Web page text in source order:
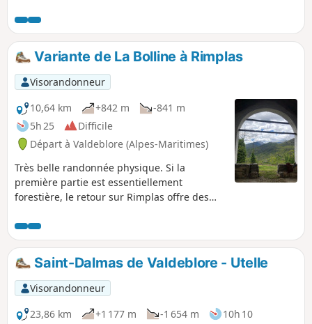
de la Place de Casetto (1857) et l'Église Saint-Jacques-le-
Majeur (XVIIe siècle) ainsi que le village de La Roche et la
Chapelle des Pénitents Noirs de l'Annonciation.
Variante de La Bolline à Rimplas
Visorandonneur
10,64 km
+842 m
-841 m
5h 25
Difficile
Départ à Valdeblore (Alpes-Maritimes)
Très belle randonnée physique. Si la
première partie est essentiellement
forestière, le retour sur Rimplas offre des
sur la vallée de la Tinée. La Chapelle de
Saint-Donat est propice à un retour sur le
passé.Saint-Dalmas de Valdeblore - Utelle
Visorandonneur
23,86 km
+1 177 m -1 654 m
10h 10